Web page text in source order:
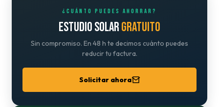
¿CUÁNTO PUEDES AHORRAR?
ESTUDIO SOLARGRATUITO
Sin compromiso. En 48 h te decimos cuánto puedes
reducir tu factura.
Solicitar ahora